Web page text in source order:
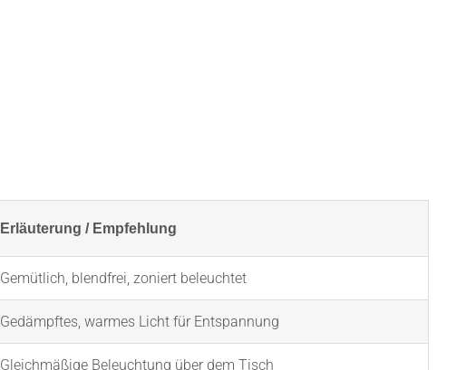
Erläuterung / Empfehlung
Gemütlich, blendfrei, zoniert beleuchtet
Gedämpftes, warmes Licht für Entspannung
Gleichmäßige Beleuchtung über dem Tisch